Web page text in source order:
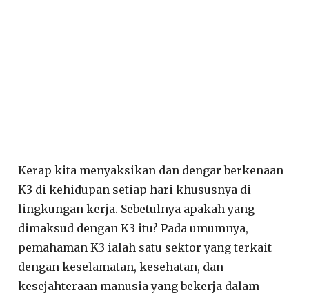
Kerap kita menyaksikan dan dengar berkenaan
K3 di kehidupan setiap hari khususnya di
lingkungan kerja. Sebetulnya apakah yang
dimaksud dengan K3 itu? Pada umumnya,
pemahaman K3 ialah satu sektor yang terkait
dengan keselamatan, kesehatan, dan
kesejahteraan manusia yang bekerja dalam